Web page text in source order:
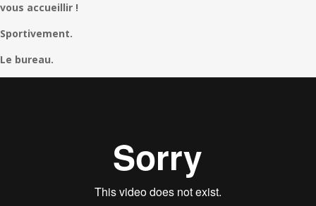
vous accueillir !
Sportivement.
Le bureau.